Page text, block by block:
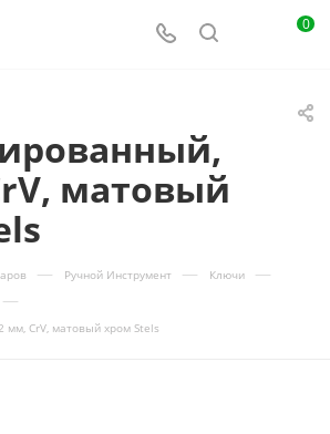
0
матовый
— Ручной Инструмент — Ключи —
—
CrV, матовый хром Stels